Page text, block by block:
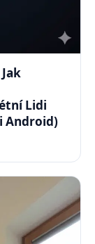
Lidi
Android)